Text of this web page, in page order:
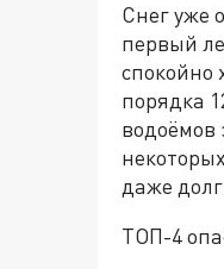
Снег уже
первый
спокойно
порядка
водоёмов
даже
ТОП-4